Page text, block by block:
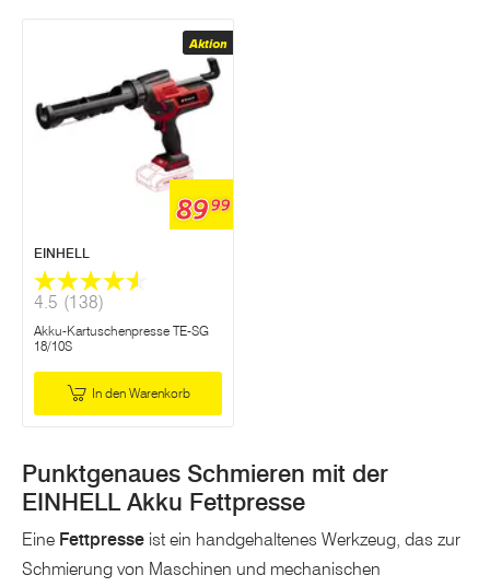
Aktion
8999
EINHELL
4.5 (138)
Akku-Kartuschenpresse TE-SG
18/10S
In den Warenkorb
Punktgenaues Schmieren mit der
EINHELL Akku Fettpresse
Eine Fettpresse ist ein handgehaltenes Werkzeug, das zur
Schmierung von Maschinen und mechanischen